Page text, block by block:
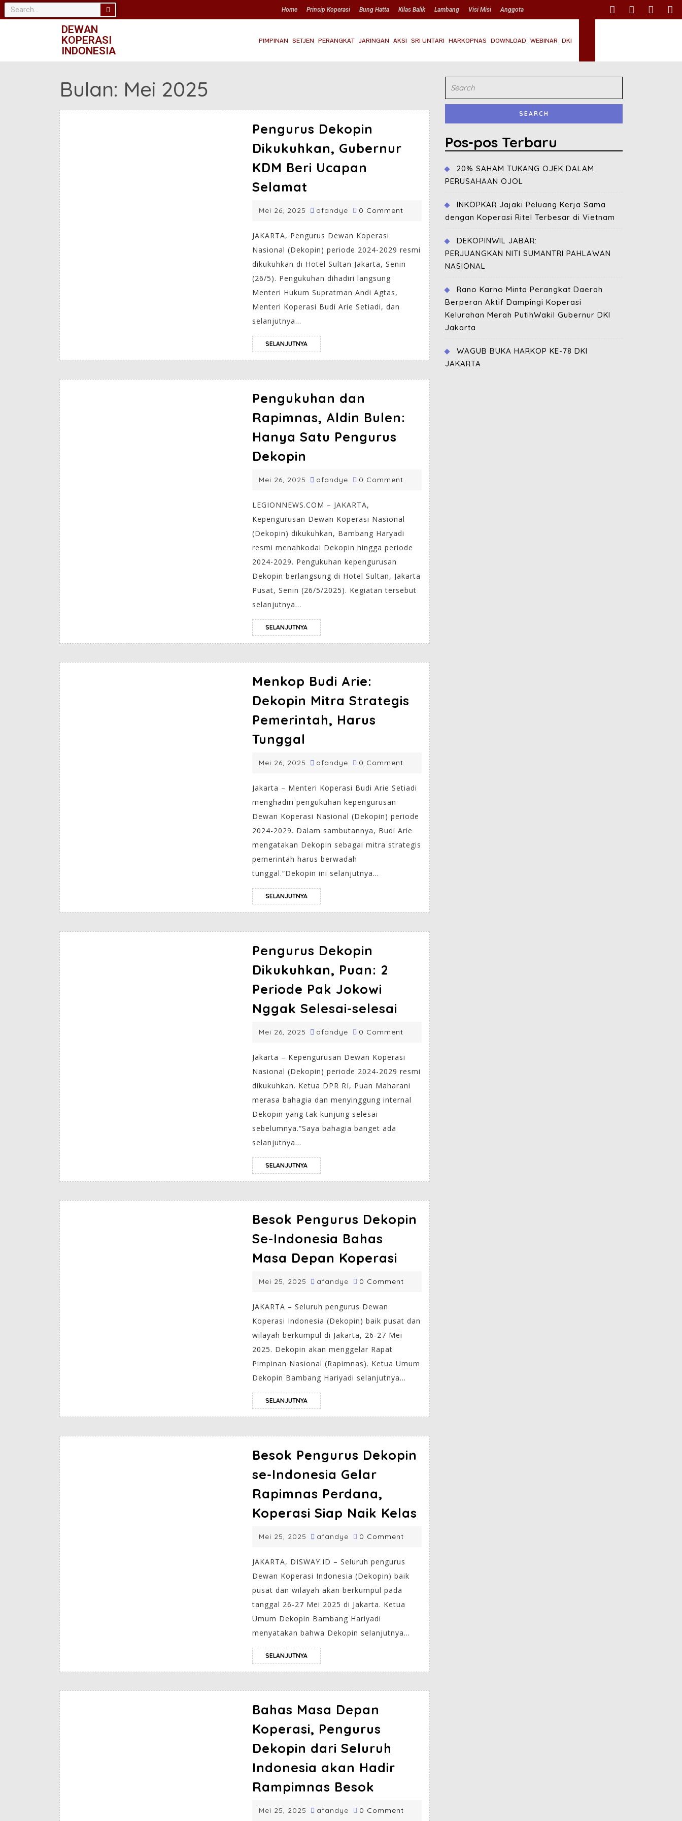
Home Prinsip Koperasi Bung Hatta Kilas Balik Lambang Visi Misi Anggota
DEWAN
KOPERASI
INDONESIA
PIMPINAN SETJEN PERANGKAT JARINGAN AKSI SRI UNTARI HARKOPNAS DOWNLOAD WEBINAR DKI
Bulan: Mei 2025
Pengurus Dekopin
Dikukuhkan, Gubernur
KDM Beri Ucapan
Selamat
Mei 26, 2025 afandye 0 Comment
JAKARTA, Pengurus Dewan Koperasi
Nasional (Dekopin) periode 2024-2029 resmi
dikukuhkan di Hotel Sultan Jakarta, Senin
(26/5). Pengukuhan dihadiri langsung
Menteri Hukum Supratman Andi Agtas,
Menteri Koperasi Budi Arie Setiadi, dan
selanjutnya...
SELANJUTNYA
Pengukuhan dan
Rapimnas, Aldin Bulen:
Hanya Satu Pengurus
Dekopin
Mei 26, 2025 afandye 0 Comment
LEGIONNEWS.COM – JAKARTA,
Kepengurusan Dewan Koperasi Nasional
(Dekopin) dikukuhkan, Bambang Haryadi
resmi menahkodai Dekopin hingga periode
2024-2029. Pengukuhan kepengurusan
Dekopin berlangsung di Hotel Sultan, Jakarta
Pusat, Senin (26/5/2025). Kegiatan tersebut
selanjutnya...
SELANJUTNYA
Menkop Budi Arie:
Dekopin Mitra Strategis
Pemerintah, Harus
Tunggal
Mei 26, 2025 afandye 0 Comment
Jakarta – Menteri Koperasi Budi Arie Setiadi
menghadiri pengukuhan kepengurusan
Dewan Koperasi Nasional (Dekopin) periode
2024-2029. Dalam sambutannya, Budi Arie
mengatakan Dekopin sebagai mitra strategis
pemerintah harus berwadah
tunggal.“Dekopin ini selanjutnya...
SELANJUTNYA
Pengurus Dekopin
Dikukuhkan, Puan: 2
Periode Pak Jokowi
Nggak Selesai-selesai
Mei 26, 2025 afandye 0 Comment
Jakarta – Kepengurusan Dewan Koperasi
Nasional (Dekopin) periode 2024-2029 resmi
dikukuhkan. Ketua DPR RI, Puan Maharani
merasa bahagia dan menyinggung internal
Dekopin yang tak kunjung selesai
sebelumnya.“Saya bahagia banget ada
selanjutnya...
SELANJUTNYA
Besok Pengurus Dekopin
Se-Indonesia Bahas
Masa Depan Koperasi
Mei 25, 2025 afandye 0 Comment
JAKARTA – Seluruh pengurus Dewan
Koperasi Indonesia (Dekopin) baik pusat dan
wilayah berkumpul di Jakarta, 26-27 Mei
2025. Dekopin akan menggelar Rapat
Pimpinan Nasional (Rapimnas). Ketua Umum
Dekopin Bambang Hariyadi selanjutnya...
SELANJUTNYA
Besok Pengurus Dekopin
se-Indonesia Gelar
Rapimnas Perdana,
Koperasi Siap Naik Kelas
Mei 25, 2025 afandye 0 Comment
JAKARTA, DISWAY.ID – Seluruh pengurus
Dewan Koperasi Indonesia (Dekopin) baik
pusat dan wilayah akan berkumpul pada
tanggal 26-27 Mei 2025 di Jakarta. Ketua
Umum Dekopin Bambang Hariyadi
menyatakan bahwa Dekopin selanjutnya...
SELANJUTNYA
Bahas Masa Depan
Koperasi, Pengurus
Dekopin dari Seluruh
Indonesia akan Hadir
Rampimnas Besok
Mei 25, 2025 afandye 0 Comment
Pos-pos Terbaru
20% SAHAM TUKANG OJEK DALAM
PERUSAHAAN OJOL
INKOPKAR Jajaki Peluang Kerja Sama
dengan Koperasi Ritel Terbesar di Vietnam
DEKOPINWIL JABAR:
PERJUANGKAN NITI SUMANTRI PAHLAWAN
NASIONAL
Rano Karno Minta Perangkat Daerah
Berperan Aktif Dampingi Koperasi
Kelurahan Merah PutihWakil Gubernur DKI
Jakarta
WAGUB BUKA HARKOP KE-78 DKI
JAKARTA